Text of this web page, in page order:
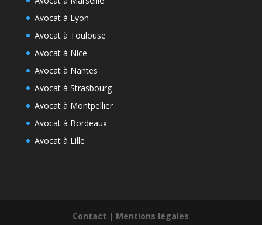
Avocat à Lyon
Avocat à Toulouse
Avocat à Nice
Avocat à Nantes
Avocat à Strasbourg
Avocat à Montpellier
Avocat à Bordeaux
Avocat à Lille
Contact | Mentions légales